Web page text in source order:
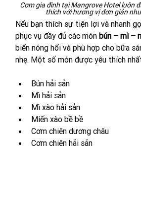
Cơm gia đình tại Mangrove Hotel luôn
thích với hương vị đơn giản
Nếu bạn thích sự tiện lợi và nhanh
phục vụ đầy đủ các món bún – mì –
biến nóng hổi và phù hợp cho bữa
nhẹ. Một số món được yêu thích
Bún hải sản
Mì hải sản
Mì xào hải sản
Miến xào bề bề
Cơm chiên dương châu
Cơm chiên hải sản